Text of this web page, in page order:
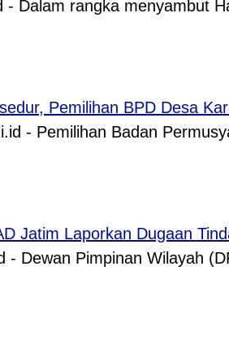
- Dalam rangka menyambut
Pemilihan BPD Desa
- Pemilihan Badan
Jatim Laporkan Dugaan
- Dewan Pimpinan Wilayah